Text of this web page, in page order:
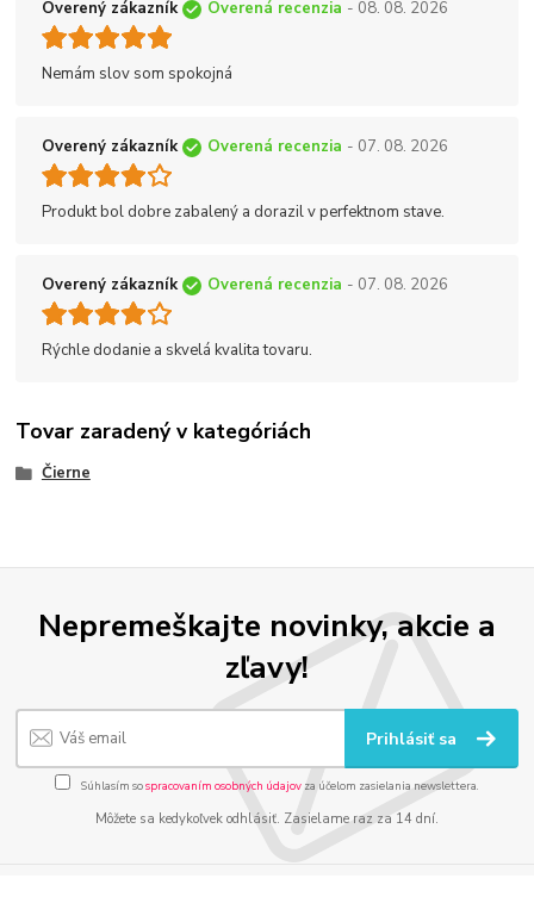
Overený zákazník Overená recenzia - 08. 08. 2026
Nemám slov som spokojná
Overený zákazník Overená recenzia - 07. 08. 2026
Produkt bol dobre zabalený a dorazil v perfektnom stave.
Overený zákazník Overená recenzia - 07. 08. 2026
Rýchle dodanie a skvelá kvalita tovaru.
Tovar zaradený v kategóriách
Čierne
Nepremeškajte novinky, akcie a
zľavy!
Prihlásiť sa
Súhlasím sospracovaním osobných údajov za účelom zasielania newslettera.
Môžete sa kedykoľvek odhlásiť. Zasielame raz za 14 dní.